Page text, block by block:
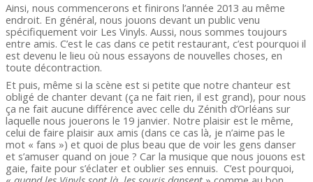
Ainsi, nous commencerons et finirons l’année 2013 au même
endroit. En général, nous jouons devant un public venu
spécifiquement voir Les Vinyls. Aussi, nous sommes toujours
entre amis. C’est le cas dans ce petit restaurant, c’est pourquoi il
est devenu le lieu où nous essayons de nouvelles choses, en
toute décontraction.
Et puis, même si la scène est si petite que notre chanteur est
obligé de chanter devant (ça ne fait rien, il est grand), pour nous
ça ne fait aucune différence avec celle du Zénith d’Orléans sur
laquelle nous jouerons le 19 janvier. Notre plaisir est le même,
celui de faire plaisir aux amis (dans ce cas là, je n’aime pas le
mot « fans ») et quoi de plus beau que de voir les gens danser
et s’amuser quand on joue ? Car la musique que nous jouons est
gaie, faite pour s’éclater et oublier ses ennuis. C’est pourquoi,